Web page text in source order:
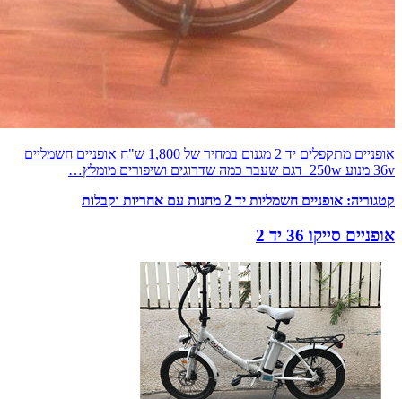
אופניים מתקפלים יד 2 מגנום במחיר של 1,800 ש"ח אופניים חשמליים
36v מנוע 250w דגם שעבר כמה שדרוגים ושיפורים מומלץ…
קטגוריה: אופניים חשמליות יד 2 מחנות עם אחריות וקבלות
אופניים סייקו 36 יד 2